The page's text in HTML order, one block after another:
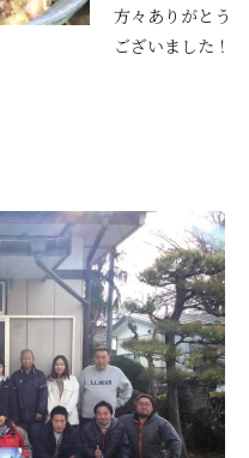
方々ありがとう
ございました！